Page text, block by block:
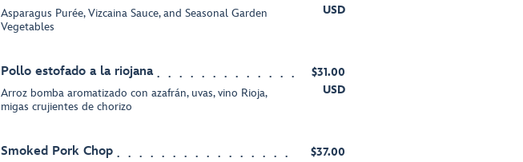
Asparagus Purée, Vizcaina Sauce, and Seasonal Garden
Vegetables
USD
Pollo estofado a la riojana
Arroz bomba aromatizado con azafrán, uvas, vino Rioja,
migas crujientes de chorizo
$31.00
USD
Smoked Pork Chop
$37.00